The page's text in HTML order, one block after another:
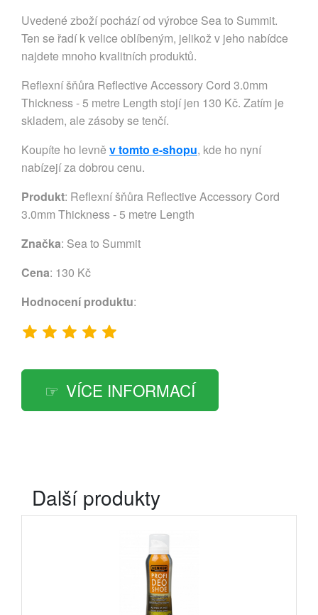
Uvedené zboží pochází od výrobce Sea to Summit.
Ten se řadí k velice oblíbeným, jelikož v jeho nabídce
najdete mnoho kvalitních produktů.
Reflexní šňůra Reflective Accessory Cord 3.0mm
Thickness - 5 metre Length stojí jen 130 Kč. Zatím je
skladem, ale zásoby se tenčí.
Koupíte ho levně v tomto e-shopu, kde ho nyní
nabízejí za dobrou cenu.
Produkt: Reflexní šňůra Reflective Accessory Cord
3.0mm Thickness - 5 metre Length
Značka: Sea to Summit
Cena: 130 Kč
Hodnocení produktu:
VÍCE INFORMACÍ
Další produkty